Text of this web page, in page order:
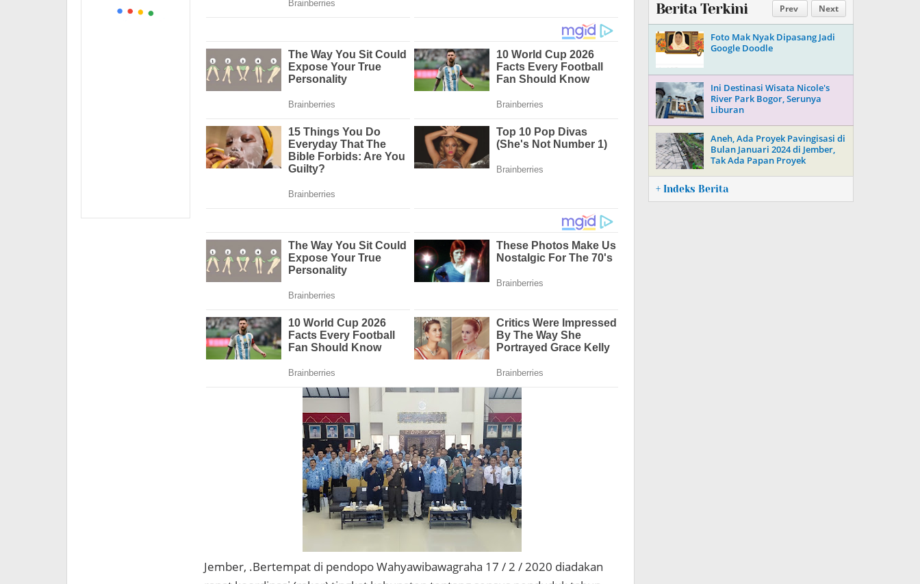
Jember, .Bertempat di pendopo Wahyawibawagraha 17 / 2 / 2020 diadakan
Prev Next
Berita Terkini
Foto Mak Nyak Dipasang Jadi
Google Doodle
Ini Destinasi Wisata Nicole's
River Park Bogor, Serunya
Liburan
Aneh, Ada Proyek Pavingisasi di
Bulan Januari 2024 di Jember,
Tak Ada Papan Proyek
+ Indeks Berita